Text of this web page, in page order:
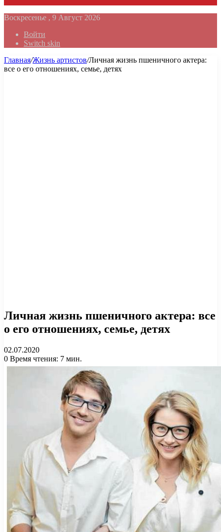
Воскресенье , 9 Август 2026
Войти
Switch skin
Главная/Жизнь артистов/Личная жизнь пшеничного актера:
все о его отношениях, семье, детях
Личная жизнь пшеничного актера: все
о его отношениях, семье, детях
02.07.2020
0 Время чтения: 7 мин.